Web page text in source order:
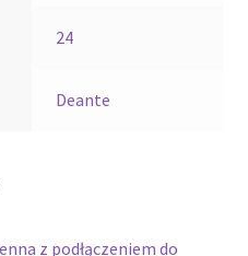
24
Deante